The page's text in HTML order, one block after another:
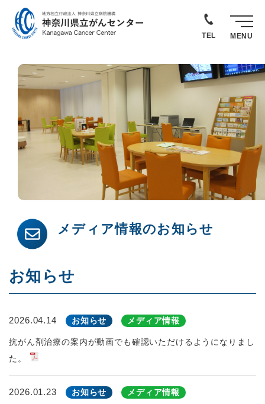
TEL MENU
メディア情報のお知らせ
お知らせ
2026.04.14 お知らせ メディア情報
抗がん剤治療の案内が動画でも確認いただけるようになりまし
た。
2026.01.23 お知らせ メディア情報